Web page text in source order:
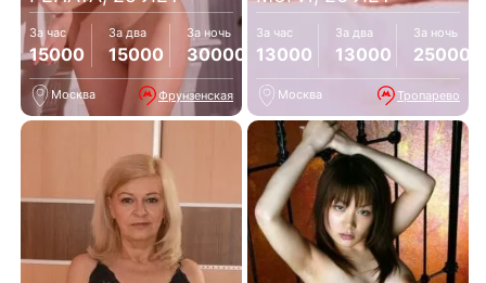
За час
15000
За два
15000
За ночь
30000
Москва Фрунзенская
За час
13000
За два
13000
За ночь
25000
Москва Тропарево